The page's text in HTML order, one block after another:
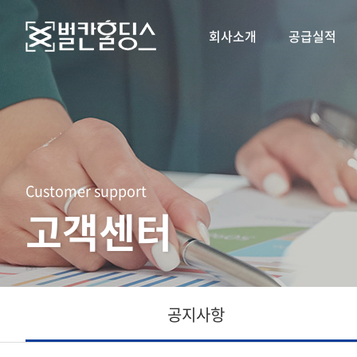
회사소개 공급실적
Customer support
고객센터
공지사항